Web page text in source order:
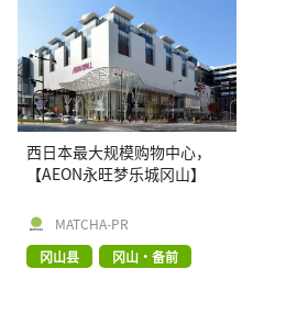
西日本最大规模购物中心，
【AEON永旺梦乐城冈山】
MATCHA-PR
冈山县
冈山・备前